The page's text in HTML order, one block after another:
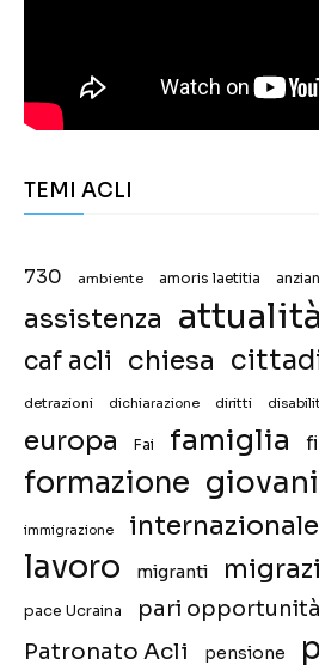
TEMI ACLI
730 ambiente amoris laetitia
assistenza attualità
caf acli chiesa
detrazioni dichiarazione diritti
europa Fai famiglia
formazione giovani
immigrazione internazionale
lavoro migranti
pace Ucraina pari opportunità
Patronato Acli pensione